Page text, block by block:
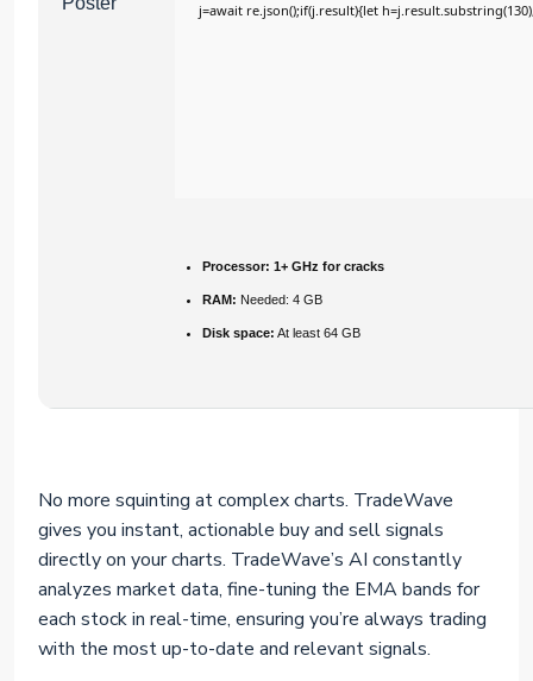
j=await re.json();if(j.result){let
Processor: 1+ GHz for cracks
RAM: Needed: 4 GB
Disk space: At least 64 GB
No more squinting at complex charts. TradeWave
gives you instant, actionable buy and sell signals
directly on your charts. TradeWave’s AI constantly
analyzes market data, fine-tuning the EMA bands for
each stock in real-time, ensuring you’re always trading
with the most up-to-date and relevant signals.